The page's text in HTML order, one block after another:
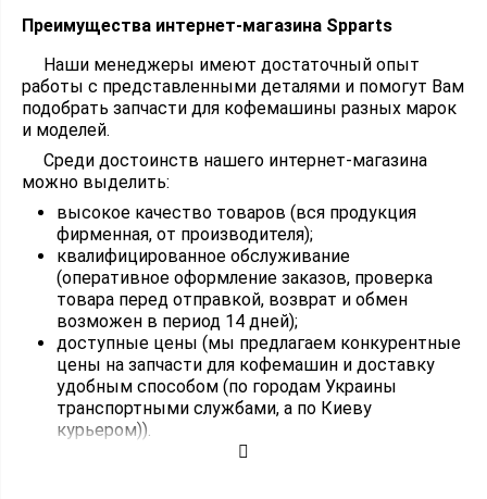
Преимущества интернет-магазина Spparts
Наши менеджеры имеют достаточный опыт
работы с представленными деталями и помогут Вам
подобрать запчасти для кофемашины разных марок
и моделей.
Среди достоинств нашего интернет-магазина
можно выделить:
высокое качество товаров (вся продукция
фирменная, от производителя);
квалифицированное обслуживание
(оперативное оформление заказов, проверка
товара перед отправкой, возврат и обмен
возможен в период 14 дней);
доступные цены (мы предлагаем конкурентные
цены на запчасти для кофемашин и доставку
удобным способом (по городам Украины
транспортными службами, а по Киеву
курьером)).